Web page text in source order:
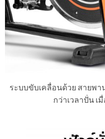
ระบบขับเคลื่อนด้วย สายพ
กว่าเวลาปั่น เ